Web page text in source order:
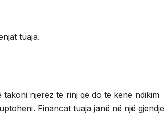
tuaja.
njerëz të rinj që do të kenë ndikim
Financat tuaja janë në një